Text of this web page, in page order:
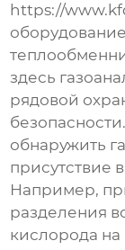
https://
здесь
рядовой
обнаружить
присутствие
Например,
разделения
кислорода